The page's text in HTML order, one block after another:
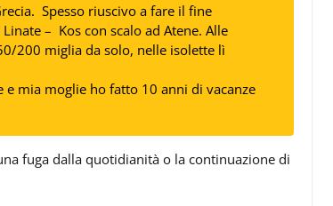
Spesso riuscivo a fare il fine
– Kos con scalo ad Atene. Alle
200 miglia da solo, nelle isolette lì
e mia moglie ho fatto 10 anni di vacanze
fuga dalla quotidianità o la continuazione di